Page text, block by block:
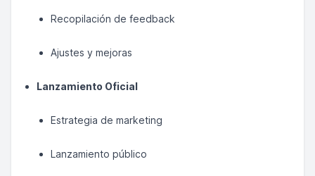
Recopilación de feedback
Ajustes y mejoras
Lanzamiento Oficial
Estrategia de marketing
Lanzamiento público